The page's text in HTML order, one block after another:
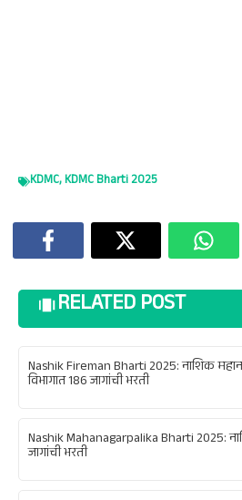
KDMC,KDMC Bharti 2025
RELATED POST
Nashik Fireman Bharti 2025: नाशिक
विभागात 186 जागांची भरती
Nashik Mahanagarpalika Bharti 2025:
जागांची भरती